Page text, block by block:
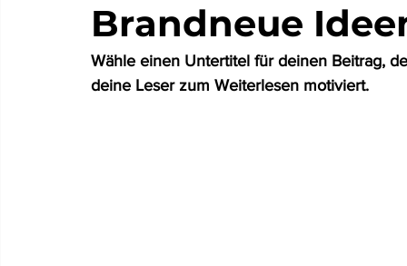
Brandneue
Wähle einen Untertitel für deinen Beitrag,
deine Leser zum Weiterlesen motiviert.